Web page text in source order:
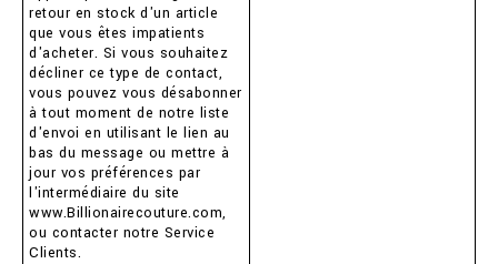
retour en stock d'un article
que vous êtes impatients
d'acheter. Si vous souhaitez
décliner ce type de contact,
vous pouvez vous désabonner
à tout moment de notre liste
d'envoi en utilisant le lien au
bas du message ou mettre à
jour vos préférences par
l'intermédiaire du site
www.Billionairecouture.com,
ou contacter notre Service
Clients.